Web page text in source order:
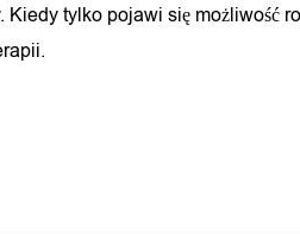
tylko pojawi się możliwość